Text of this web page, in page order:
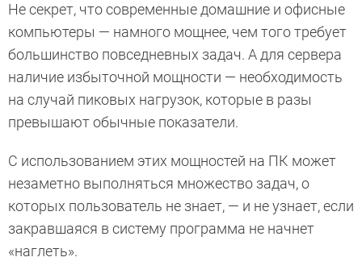
Не секрет, что современные домашние и офисные
компьютеры — намного мощнее, чем того требует
большинство повседневных задач. А для сервера
наличие избыточной мощности — необходимость
на случай пиковых нагрузок, которые в разы
превышают обычные показатели.
С использованием этих мощностей на ПК может
незаметно выполняться множество задач, о
которых пользователь не знает, — и не узнает, если
закравшаяся в систему программа не начнет
«наглеть».